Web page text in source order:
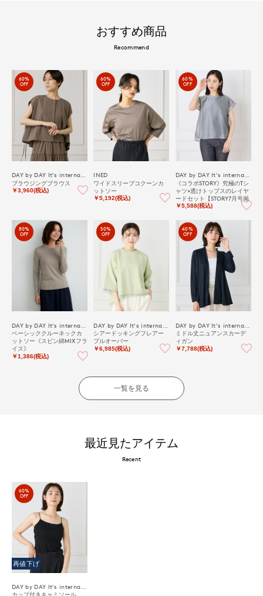
おすすめ商品
Recommend
60%
OFF
ブラウジングブラウス
￥3,960(税込)
60%
OFF
INED
ワイドスリーブコクーンカ
ットソー
￥5,192(税込)
60%
OFF
《コラボSTORY》究極のTシ
ャツ×透けトップスのレイヤ
ードセット【STORY7月号掲
載】
￥5,588(税込)
80%
OFF
ベーシッククルーネックカ
ットソー《スビン綿MIXフラ
イス》
￥1,386(税込)
50%
OFF
シアードッキングフレアー
プルオーバー
￥6,985(税込)
40%
OFF
ミドル丈ニュアンスカーデ
ィガン
￥7,788(税込)
一覧を見る
最近見たアイテム
Recent
60%
OFF
再値下げ
カップ付きキャミソール